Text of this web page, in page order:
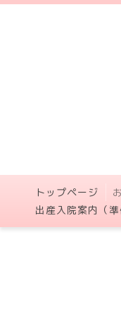
トップページ
出産入院案内（